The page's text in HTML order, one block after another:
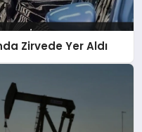
Zirvede Yer Aldı